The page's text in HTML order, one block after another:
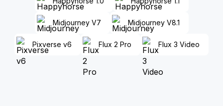
Midjourney V7 Midjourney V8.1
Pixverse v6 Flux 2 Pro Flux 3 Video